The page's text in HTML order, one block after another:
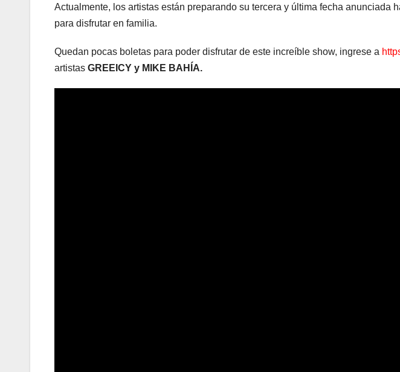
Actualmente, los artistas están preparando su tercera y última fecha
para disfrutar en familia.
Quedan pocas boletas para poder disfrutar de este increíble show, ingrese a
artistas GREEICY y MIKE BAHÍA.